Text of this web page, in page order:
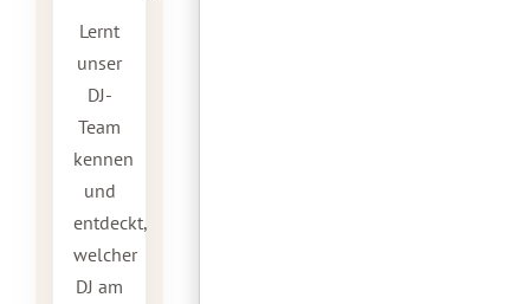
Lernt
unser
DJ-
Team
kennen
und
entdeckt,
welcher
DJ am